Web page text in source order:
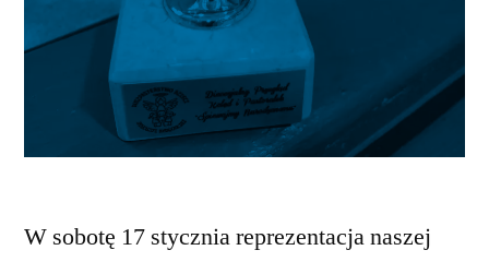
W sobotę 17 stycznia reprezentacja naszej